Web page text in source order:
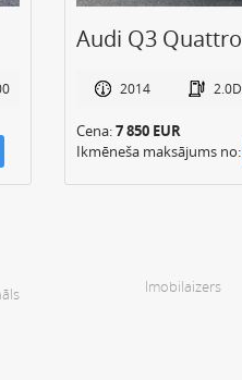
Audi Q3 Quattro
2014 2.0D
Cena:7 850 EUR
Ikmēneša maksājums no:
Imobilaizers